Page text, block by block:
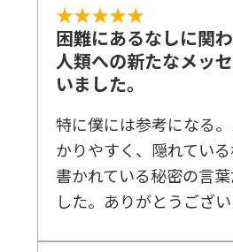
★★★★★
困難にあるなしに関
人類への新たなメッ
いました。
特に僕には参考になる
かりやすく、隠れてい
書かれている秘密の言
した。ありがとうござい